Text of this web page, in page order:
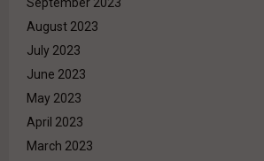
August 2023
July 2023
June 2023
May 2023
April 2023
March 2023